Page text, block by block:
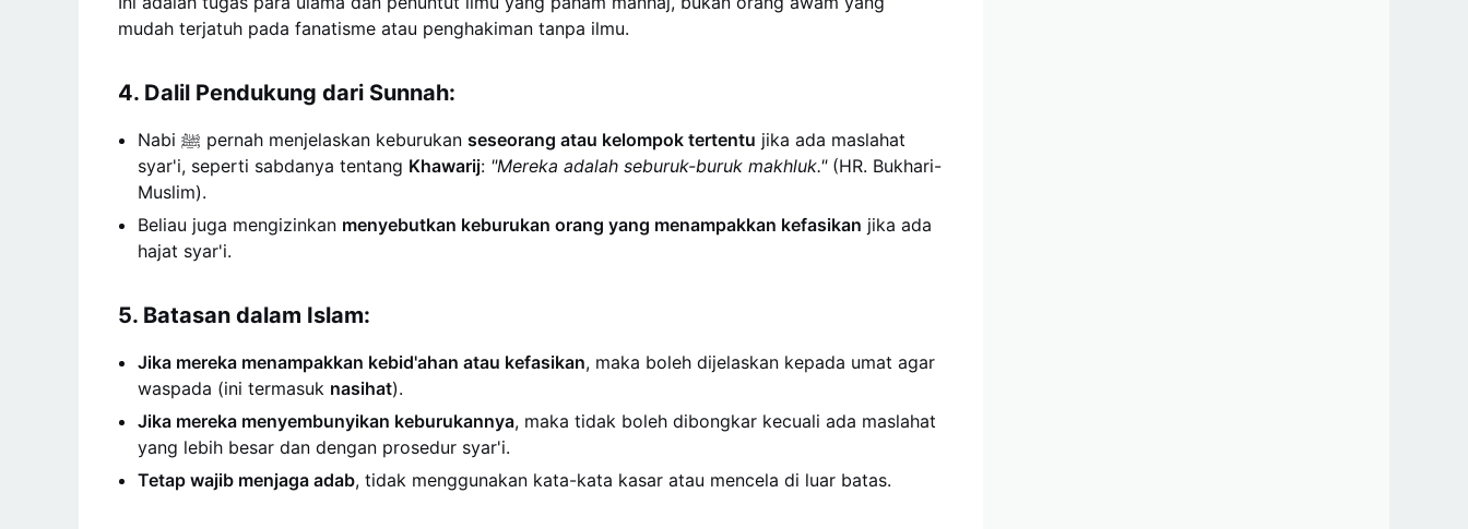
mudah terjatuh pada fanatisme atau penghakiman tanpa ilmu.
4. Dalil Pendukung dari Sunnah:
Nabi ﷺ pernah menjelaskan keburukan seseorang atau kelompok tertentu jika ada maslahat
syar'i, seperti sabdanya tentang Khawarij: "Mereka adalah seburuk-buruk makhluk."(HR. Bukhari-
Muslim).
Beliau juga mengizinkan menyebutkan keburukan orang yang menampakkan kefasikan jika ada
hajat syar'i.
5. Batasan dalam Islam:
Jika mereka menampakkan kebid'ahan atau kefasikan, maka boleh dijelaskan kepada umat agar
waspada (ini termasuk nasihat).
Jika mereka menyembunyikan keburukannya, maka tidak boleh dibongkar kecuali ada maslahat
yang lebih besar dan dengan prosedur syar'i.
Tetap wajib menjaga adab, tidak menggunakan kata-kata kasar atau mencela di luar batas.